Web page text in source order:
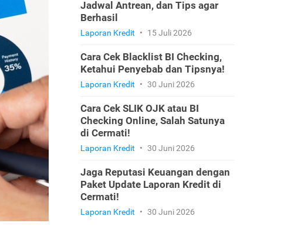
Jadwal Antrean, dan Tips agar
Berhasil
Laporan Kredit • 15 Juli 2026
Cara Cek Blacklist BI Checking,
Ketahui Penyebab dan Tipsnya!
Laporan Kredit • 30 Juni 2026
Cara Cek SLIK OJK atau BI
Checking Online, Salah Satunya
di Cermati!
Laporan Kredit • 30 Juni 2026
Jaga Reputasi Keuangan dengan
Paket Update Laporan Kredit di
Cermati!
Laporan Kredit • 30 Juni 2026